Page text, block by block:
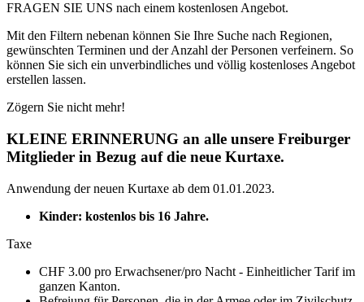
FRAGEN SIE UNS nach einem kostenlosen Angebot.
Mit den Filtern nebenan können Sie Ihre Suche nach Regionen,
gewünschten Terminen und der Anzahl der Personen verfeinern. So
können Sie sich ein unverbindliches und völlig kostenloses Angebot
erstellen lassen.
Zögern Sie nicht mehr!
KLEINE ERINNERUNG an alle unsere Freiburger
Mitglieder in Bezug auf die neue Kurtaxe.
Anwendung der neuen Kurtaxe ab dem 01.01.2023.
Kinder: kostenlos bis 16 Jahre.
Taxe
CHF 3.00 pro Erwachsener/pro Nacht - Einheitlicher Tarif im
ganzen Kanton.